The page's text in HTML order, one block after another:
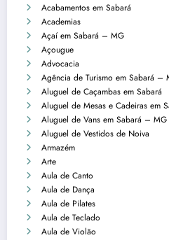
Acabamentos em Sabará
Academias
Açaí em Sabará – MG
Açougue
Advocacia
Agência de Turismo em Sabará –
Aluguel de Caçambas em Sabará
Aluguel de Mesas e Cadeiras em
Aluguel de Vans em Sabará – MG
Aluguel de Vestidos de Noiva
Armazém
Arte
Aula de Canto
Aula de Dança
Aula de Pilates
Aula de Teclado
Aula de Violão